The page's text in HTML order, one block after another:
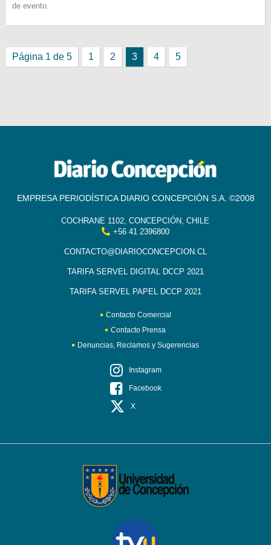
de evento.
Página 1 de 5 1 2 3 4 5
EMPRESA PERIODÍSTICA DIARIO CONCEPCIÓN S.A. ©2008
COCHRANE 1102, CONCEPCIÓN, CHILE
+56 41 2396800
CONTACTO@DIARIOCONCEPCION.CL
TARIFA SERVEL DIGITAL DCCP 2021
TARIFA SERVEL PAPEL DCCP 2021
Contacto Comercial
Contacto Prensa
Denuncias, Reclamos y Sugerencias
Instagram
Facebook
X